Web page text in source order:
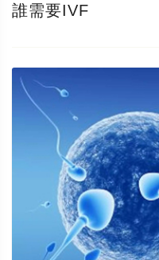
誰需要IVF